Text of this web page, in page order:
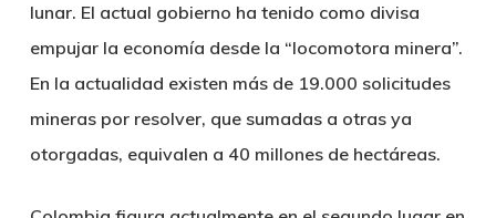
lunar. El actual gobierno ha tenido como divisa
empujar la economía desde la “locomotora minera”.
En la actualidad existen más de 19.000 solicitudes
mineras por resolver, que sumadas a otras ya
otorgadas, equivalen a 40 millones de hectáreas.